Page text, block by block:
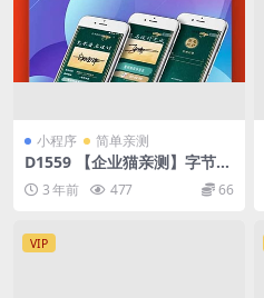
小程序 简单亲测
D1559 【企业猫亲测】字节跳
动小程序开发/抖音艺术签名小
程序源码/艺术签名设计小程序
3 年前 477 66
VIP